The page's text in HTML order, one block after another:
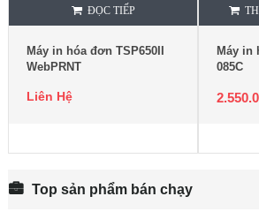
ĐỌC TIẾP
Máy in hóa đơn TSP650II
WebPRNT
Liên Hệ
Máy in
085C
Top sản phẩm bán chạy